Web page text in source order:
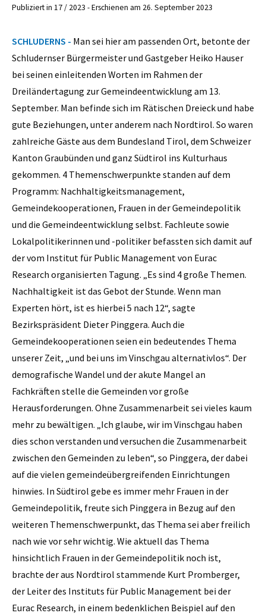
Publiziert in 17 / 2023 - Erschienen am 26. September 2023
SCHLUDERNS - Man sei hier am passenden Ort, betonte der
Schludernser Bürgermeister und Gastgeber Heiko Hauser
bei seinen einleitenden Worten im Rahmen der
Dreiländertagung zur Gemeindeentwicklung am 13.
September. Man befinde sich im Rätischen Dreieck und habe
gute Beziehungen, unter anderem nach Nordtirol. So waren
zahlreiche Gäste aus dem Bundesland Tirol, dem Schweizer
Kanton Graubünden und ganz Südtirol ins Kulturhaus
gekommen. 4 Themenschwerpunkte standen auf dem
Programm: Nachhaltigkeitsmanagement,
Gemeindekooperationen, Frauen in der Gemeindepolitik
und die Gemeindeentwicklung selbst. Fachleute sowie
Lokalpolitikerinnen und -politiker befassten sich damit auf
der vom Institut für Public Management von Eurac
Research organisierten Tagung. „Es sind 4 große Themen.
Nachhaltigkeit ist das Gebot der Stunde. Wenn man
Experten hört, ist es hierbei 5 nach 12“, sagte
Bezirkspräsident Dieter Pinggera. Auch die
Gemeindekooperationen seien ein bedeutendes Thema
unserer Zeit, „und bei uns im Vinschgau alternativlos“. Der
demografische Wandel und der akute Mangel an
Fachkräften stelle die Gemeinden vor große
Herausforderungen. Ohne Zusammenarbeit sei vieles kaum
mehr zu bewältigen. „Ich glaube, wir im Vinschgau haben
dies schon verstanden und versuchen die Zusammenarbeit
zwischen den Gemeinden zu leben“, so Pinggera, der dabei
auf die vielen gemeindeübergreifenden Einrichtungen
hinwies. In Südtirol gebe es immer mehr Frauen in der
Gemeindepolitik, freute sich Pinggera in Bezug auf den
weiteren Themenschwerpunkt, das Thema sei aber freilich
nach wie vor sehr wichtig. Wie aktuell das Thema
hinsichtlich Frauen in der Gemeindepolitik noch ist,
brachte der aus Nordtirol stammende Kurt Promberger,
der Leiter des Instituts für Public Management bei der
Eurac Research, in einem bedenklichen Beispiel auf den